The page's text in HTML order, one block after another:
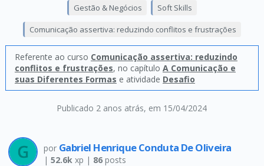
Publicado 2 anos atrás, em 15/04/2024
Gestão & Negócios Soft Skills
Comunicação assertiva: reduzindo conflitos e frustrações
Referente ao curso Comunicação assertiva: reduzindo
conflitos e frustrações, no capítulo A Comunicação e
suas Diferentes Formas e atividade Desafio
por Gabriel Henrique Conduta De Oliveira
| 52.6kxp | 86posts